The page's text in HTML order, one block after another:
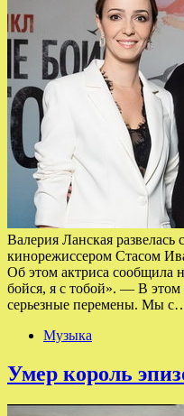
Валерия Ланская
кинорежиссером Стасом
Об этом актриса сообщила
бойся, я с тобой». — В
серьезные перемены. Мы
Музыка
Умер король